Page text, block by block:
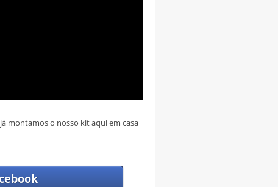
montamos o nosso kit aqui em casa